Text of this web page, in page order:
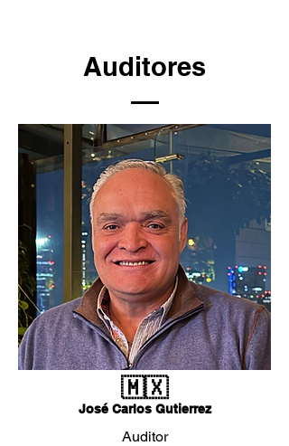
Auditores
🇲🇽
José Carlos Gutierrez
Auditor